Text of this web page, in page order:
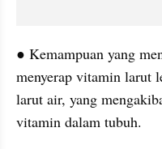
● Kemampuan yang
menyerap vitamin larut
larut air, yang
vitamin dalam tubuh.